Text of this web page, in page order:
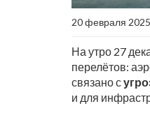
20 февраля 2025
На утро 27
перелётов:
связано с
и для